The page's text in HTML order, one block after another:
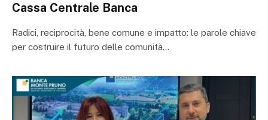
Cassa Centrale Banca
Radici, reciprocità, bene comune e impatto: le parole chiave
per costruire il futuro delle comunità…